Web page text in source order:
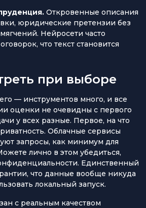
Откровенные описания
юридические претензии без
Нейросети часто
что текст становится
при выборе
— инструментов много, и все
оценки не очевидны с первого
у всех разные. Первое, на что
Облачные сервисы
запросы, как минимум для
лично в этом убедиться,
Единственный
что данные вообще никуда
локальный запуск.
с реальным качеством